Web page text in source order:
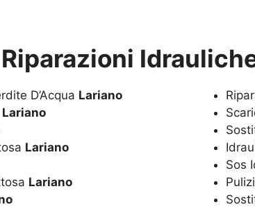
Riparazioni
D’Acqua Lariano
Lariano
Lariano
Lariano
Sos